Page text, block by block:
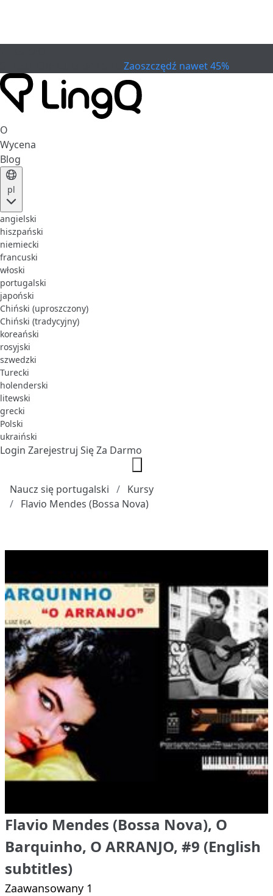
Zaoszczędź nawet 45%
O
Wycena
Blog
pl
angielski
hiszpański
niemiecki
francuski
włoski
portugalski
japoński
Chiński (uproszczony)
Chiński (tradycyjny)
koreański
rosyjski
szwedzki
Turecki
holenderski
litewski
grecki
Polski
ukraiński
Login Zarejestruj Się Za Darmo
Naucz się portugalski
Kursy
Flavio Mendes (Bossa Nova)
Flavio Mendes (Bossa Nova), O
Barquinho, O ARRANJO, #9 (English
subtitles)
Zaawansowany 1